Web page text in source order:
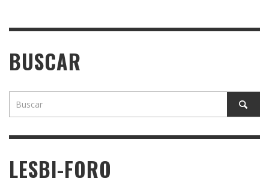
BUSCAR
LESBI-FORO